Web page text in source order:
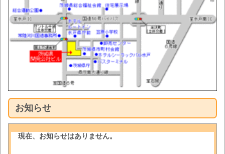
お知らせ
現在、お知らせはありません。